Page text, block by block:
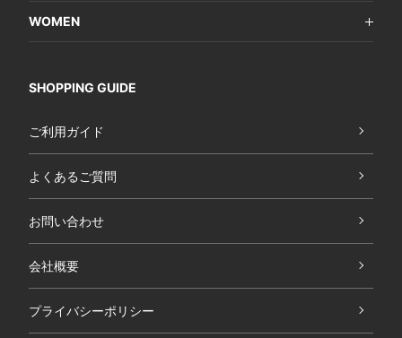
WOMEN
SHOPPING GUIDE
ご利用ガイド
よくあるご質問
お問い合わせ
会社概要
プライバシーポリシー